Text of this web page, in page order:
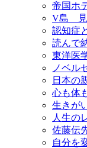
帝国ホ
V島 見
認知症
読んで
東洋医
ノベル
日本の
心も体
生きが
人生の
佐藤伝
自分を